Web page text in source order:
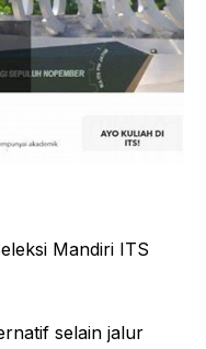
Mandiri ITS
selain jalur